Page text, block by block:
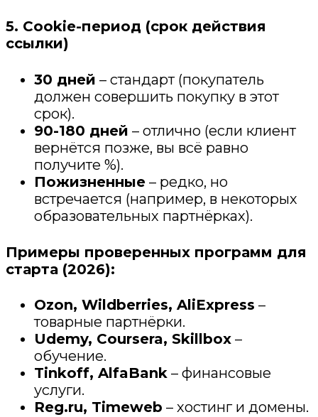
5. Cookie-период (срок действия
ссылки)
30 дней – стандарт (покупатель
должен совершить покупку в этот
срок).
90-180 дней – отлично (если клиент
вернётся позже, вы всё равно
получите %).
Пожизненные – редко, но
встречается (например, в некоторых
образовательных партнёрках).
Примеры проверенных программ для
старта (2026):
Ozon, Wildberries, AliExpress –
товарные партнёрки.
Udemy, Coursera, Skillbox –
обучение.
Tinkoff, AlfaBank – финансовые
услуги.
Reg.ru, Timeweb – хостинг и домены.